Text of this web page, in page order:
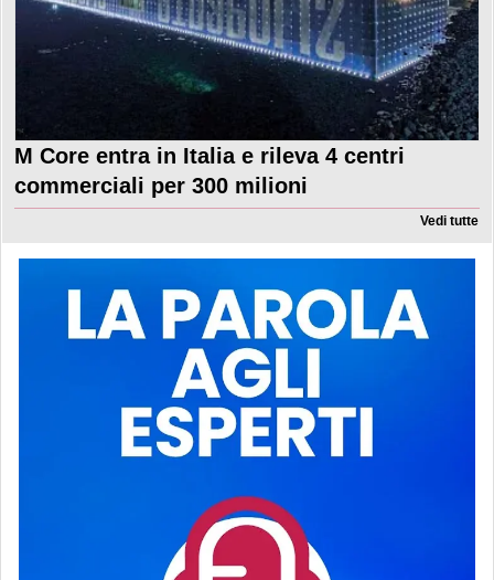
M Core entra in Italia e rileva 4 centri
commerciali per 300 milioni
Vedi tutte